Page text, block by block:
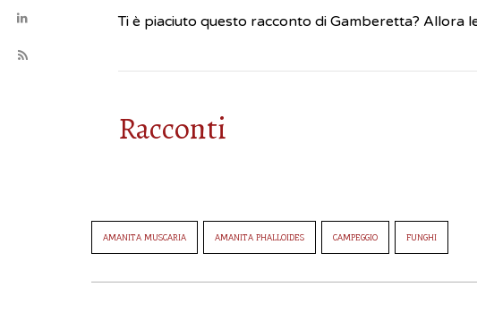
Ti è piaciuto questo racconto di Gamberetta? Allora
Racconti
AMANITA MUSCARIA AMANITA PHALLOIDES CAMPEGGIO FUNGHI